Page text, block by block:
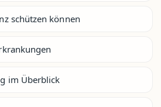
schützen können
im Überblick